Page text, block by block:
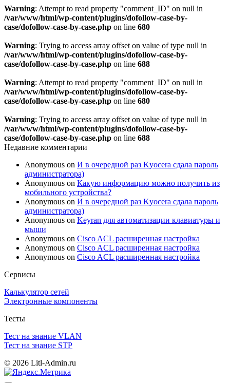
Warning: Attempt to read property "comment_ID" on null in
/var/www/html/wp-content/plugins/dofollow-case-by-
case/dofollow-case-by-case.php on line 680
Warning: Trying to access array offset on value of type null in
/var/www/html/wp-content/plugins/dofollow-case-by-
case/dofollow-case-by-case.php on line 688
Warning: Attempt to read property "comment_ID" on null in
/var/www/html/wp-content/plugins/dofollow-case-by-
case/dofollow-case-by-case.php on line 680
Warning: Trying to access array offset on value of type null in
/var/www/html/wp-content/plugins/dofollow-case-by-
case/dofollow-case-by-case.php on line 688
Недавние комментарии
Anonymous on И в очередной раз Kyocera сдала пароль
администратора)
Anonymous on Какую информацию можно получить из
мобильного устройства?
Anonymous on И в очередной раз Kyocera сдала пароль
администратора)
Anonymous on Keyran для автоматизации клавиатуры и
мыши
Anonymous on Cisco ACL расширенная настройка
Anonymous on Cisco ACL расширенная настройка
Anonymous on Cisco ACL расширенная настройка
Сервисы
Калькулятор сетей
Электронные компоненты
Тесты
Тест на знание VLAN
Тест на знание STP
© 2026 Litl-Admin.ru